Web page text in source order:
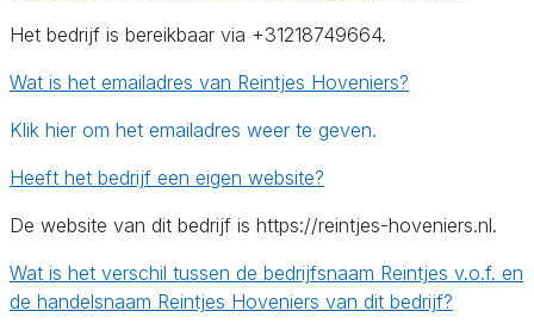
Het bedrijf is bereikbaar via +31218749664.
Wat is het emailadres van Reintjes Hoveniers?
Klik hier om het emailadres weer te geven.
Heeft het bedrijf een eigen website?
De website van dit bedrijf is https://reintjes-hoveniers.nl.
Wat is het verschil tussen de bedrijfsnaam Reintjes v.o.f. en
de handelsnaam Reintjes Hoveniers van dit bedrijf?